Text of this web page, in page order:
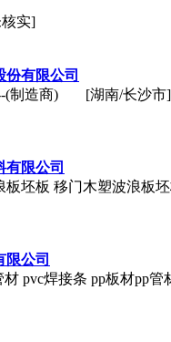
实]
份有限公司
(制造商)
[湖南/长沙市]
有限公司
板坯板 移门木塑波浪板
限公司
pvc焊接条 pp板材pp管